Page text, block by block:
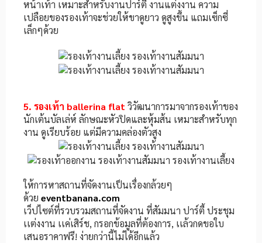
หน้าเท้า เหมาะสำหรับงานปาร์ตี้ งานแต่งงาน ความ
เปลือยของรองเท้าจะช่วยให้ขาดูยาว ดูสูงขึ้น แถมเซ็กซี่
เล็กๆด้วย
5. รองเท้า ballerina flat วิวัฒนาการมาจากรองเท้าของ
นักเต้นบัลเล่ห์ ลักษณะหัวปิดและหุ้มส้น เหมาะสำหรับทุก
งาน ดูเรียบร้อย แต่มีความคล่องตัวสูง
ให้การหาสถานที่จัดงานเป็นเรื่องกล้วยๆ
ด้วย eventbanana.com
เว็ปไซต์ที่รวบรวมสถานที่จัดงาน ที่สัมมนา ปาร์ตี้ ประชุม
เเต่งงาน เเค่เสิร์ช, กรอกข้อมูลที่ต้องการ, เเล้วกดขอใบ
เสนอราคาฟรี! ง่ายกว่านี้ไม่ได้อีกแล้ว